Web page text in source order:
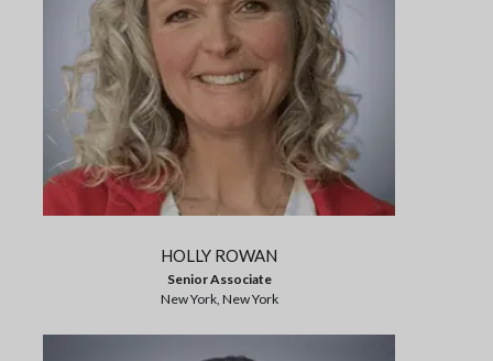
HOLLY ROWAN
Senior Associate
New York, New York